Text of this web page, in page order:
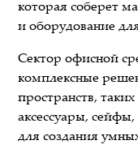
которая соберет
и оборудование
Сектор офисной
комплексные
пространств,
аксессуары,
для создания